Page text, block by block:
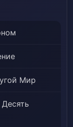
Боги, Гильдии,
появится в
Relationship,
Мир